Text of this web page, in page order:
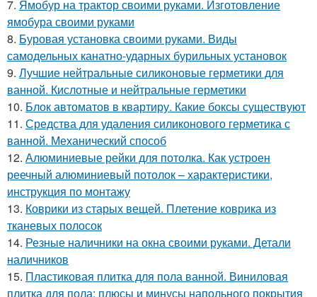
7. Ямобур на трактор своими руками. Изготовление
ямобура своими руками
8. Буровая установка своими руками. Виды
самодельных канатно-ударных бурильных установок
9. Лучшие нейтральные силиконовые герметики для
ванной. Кислотные и нейтральные герметики
10. Блок автоматов в квартиру. Какие боксы существуют
11. Средства для удаления силиконового герметика с
ванной. Механический способ
12. Алюминиевые рейки для потолка. Как устроен
реечный алюминиевый потолок – характеристики,
инструкция по монтажу
13. Коврики из старых вещей. Плетение коврика из
тканевых полосок
14. Резные наличники на окна своими руками. Детали
наличников
15. Пластиковая плитка для пола ванной. Виниловая
плитка для пола: плюсы и минусы напольного покрытия